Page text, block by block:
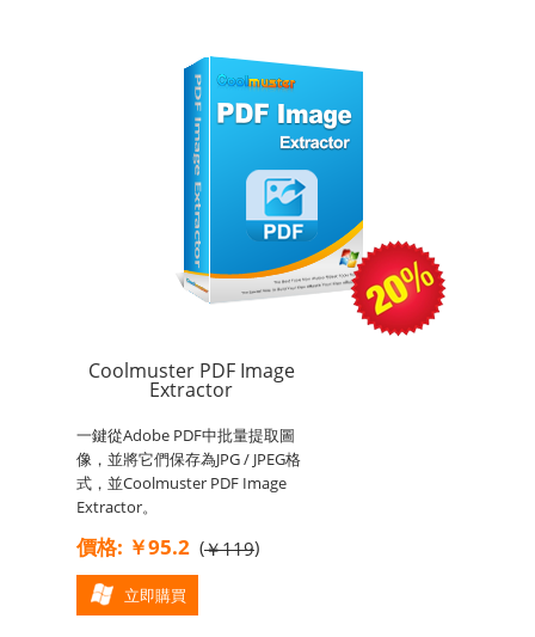
Coolmuster PDF Image
Extractor
一鍵從Adobe PDF中批量提取圖
像，並將它們保存為JPG / JPEG格
式，並Coolmuster PDF Image
Extractor。
價格: ￥95.2 (￥119)
立即購買